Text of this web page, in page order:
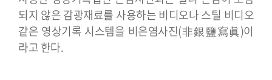
되지 않은 감광재료를 사용하는 비디오나 스틸 비디오
같은 영상기록 시스템을 비은염사진(非銀鹽寫眞)이
라고 한다.